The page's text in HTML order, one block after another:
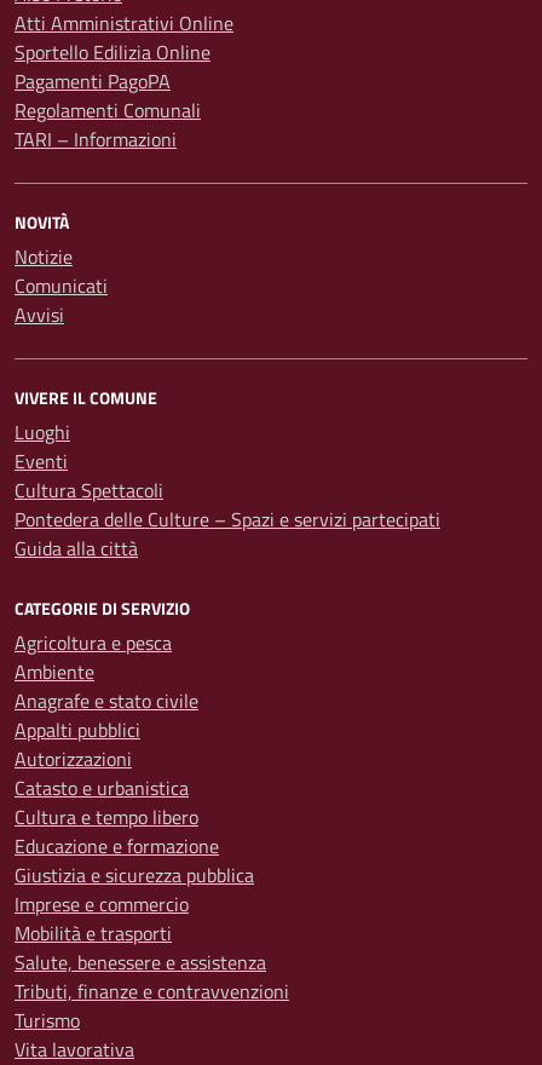
Atti Amministrativi Online
Sportello Edilizia Online
Pagamenti PagoPA
Regolamenti Comunali
TARI – Informazioni
NOVITÀ
Notizie
Comunicati
Avvisi
VIVERE IL COMUNE
Luoghi
Eventi
Cultura Spettacoli
Pontedera delle Culture – Spazi e servizi partecipati
Guida alla città
CATEGORIE DI SERVIZIO
Agricoltura e pesca
Ambiente
Anagrafe e stato civile
Appalti pubblici
Autorizzazioni
Catasto e urbanistica
Cultura e tempo libero
Educazione e formazione
Giustizia e sicurezza pubblica
Imprese e commercio
Mobilità e trasporti
Salute, benessere e assistenza
Tributi, finanze e contravvenzioni
Turismo
Vita lavorativa